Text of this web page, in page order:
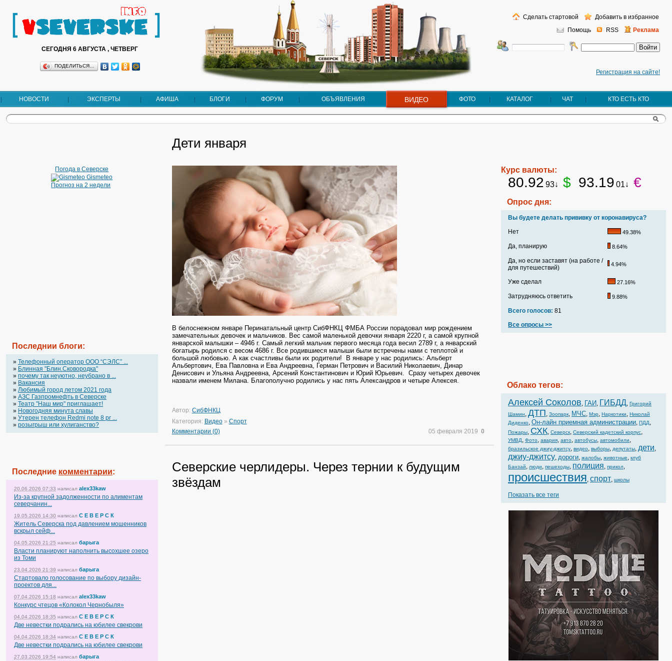
СЕГОДНЯ 6 АВГУСТА , ЧЕТВЕРГ
ПОДЕЛИТЬСЯ…
Регистрация на сайте!
Помощь RSS Реклама
Сделать стартовой Добавить в избранное
НОВОСТИ ЭКСПЕРТЫ АФИША БЛОГИ ФОРУМ ОБЪЯВЛЕНИЯ ВИДЕО ФОТО КАТАЛОГ ЧАТ КТО ЕСТЬ КТО
Погода в Северске
Gismeteo
Прогноз на 2 недели
Последнии блоги:
» Телефонный оператор OOO “СЭЛС” ...
» Блинная "Блин.Сковородка"
» почему так неуютно, неубрано в ...
» Вакансия
» Любимый город летом 2021 года
» АЗС Газпромнефть в Северске
» Театр "Наш мир" приглашает!
» Новогодняя минута славы
» Утерен телефон Redmi note 8 pr ...
» розыгрыш или хулиганство?
Последние комментарии:
20.06.2026 07:33 написал alex33kaw
Из-за крупной задолженности по алиментам
северчанин...
19.05.2026 14:30 написал С Е В Е Р С К
Житель Северска под давлением мошенников
вскрыл сейф...
04.05.2026 21:25 написал барыга
Власти планируют наполнить высохшее озеро
из Томи
23.04.2026 21:39 написал барыга
Стартовало голосование по выбору дизайн-
проектов для...
07.04.2026 15:18 написал alex33kaw
Конкурс чтецов «Колокол Чернобыля»
04.04.2026 18:35 написал С Е В Е Р С К
Две невестки подрались на юбилее свекрови
04.04.2026 18:34 написал С Е В Е Р С К
Две невестки подрались на юбилее свекрови
27.03.2026 19:54 написал барыга
Дети января
В белоснежном январе Перинатальный центр СибФНКЦ ФМБА России порадовал мир рождением
замечательных девочек и мальчиков. Вес самой маленькой девочки января 2220 г, а самой крупной
январской малышки – 4946 г. Самый легкий мальчик первого месяца года весил 2789 г, а январский
богатырь родился с весом 4686 г. Все родившиеся малыши были встречены нами с теплотой и
большой любовью. А как счастливы были их родители! В январе у нас родились: Альберт
Альбертович, Ева Павловна и Ева Андреевна, Герман Петрович и Василий Николаевич, Динар
Денисович и Ульяна Андреевна, Арсений Константинович и Юрий Юрьевич. Сразу четырех девочек
назвали именем Милана. Благополучно родились у нас пять Александров и четыре Алексея.
Автор: СибФНКЦ
Категория: Видео» Спорт
Комментарии (0)
05 февраля 2019 0
Северские черлидеры. Через тернии к будущим
звёздам
Курс валюты:
80.92 93↓ $ 93.19 01↓ €
Опрос дня:
Вы будете делать прививку от коронавируса?
Нет
49.38%
Да, планирую 8.64%
Да, но если заставят (на работе /
для путешествий)
4.94%
Уже сделал 27.16%
Затрудняюсь ответить 9.88%
Всего голосов: 81
Все опросы >>
Облако тегов:
Алексей Соколов, ГАИ, ГИБДД, Григорий
Шамин, ДТП, Зоопарк, МЧС, Мэр, Наркотики, Николай
Диденко, Он-лайн приемная администрации, ПДД,
Пожары, СХК, Северск, Северский кадетский корпус,
УМВД, Фото, авария, авто, автобусы, автомобили,
бразильское джиу-джитсу, видео, выборы, депутаты, дети,
джиу-джитсу, дороги, жалобы, животные, клуб
Банзай, люди, пешеходы, полиция, прикол,
происшествия, спорт, школы
Показать все теги